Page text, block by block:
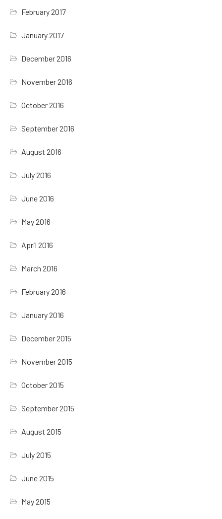
February 2017
January 2017
December 2016
November 2016
October 2016
September 2016
August 2016
July 2016
June 2016
May 2016
April 2016
March 2016
February 2016
January 2016
December 2015
November 2015
October 2015
September 2015
August 2015
July 2015
June 2015
May 2015